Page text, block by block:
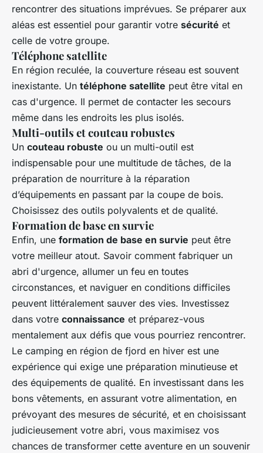
rencontrer des situations imprévues. Se préparer aux
aléas est essentiel pour garantir votre sécurité et
celle de votre groupe.
Téléphone satellite
En région reculée, la couverture réseau est souvent
inexistante. Un téléphone satellite peut être vital en
cas d'urgence. Il permet de contacter les secours
même dans les endroits les plus isolés.
Multi-outils et couteau robustes
Un couteau robuste ou un multi-outil est
indispensable pour une multitude de tâches, de la
préparation de nourriture à la réparation
d’équipements en passant par la coupe de bois.
Choisissez des outils polyvalents et de qualité.
Formation de base en survie
Enfin, une formation de base en survie peut être
votre meilleur atout. Savoir comment fabriquer un
abri d'urgence, allumer un feu en toutes
circonstances, et naviguer en conditions difficiles
peuvent littéralement sauver des vies. Investissez
dans votre connaissance et préparez-vous
mentalement aux défis que vous pourriez rencontrer.
Le camping en région de fjord en hiver est une
expérience qui exige une préparation minutieuse et
des équipements de qualité. En investissant dans les
bons vêtements, en assurant votre alimentation, en
prévoyant des mesures de sécurité, et en choisissant
judicieusement votre abri, vous maximisez vos
chances de transformer cette aventure en un souvenir